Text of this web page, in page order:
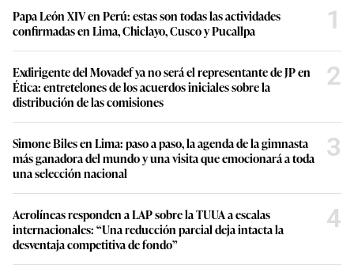
Papa León XIV en Perú: estas son todas las actividades
confirmadas en Lima, Chiclayo, Cusco y Pucallpa
1
Exdirigente del Movadef ya no será el representante de JP en
Ética: entretelones de los acuerdos iniciales sobre la
distribución de las comisiones
2
Simone Biles en Lima: paso a paso, la agenda de la gimnasta
más ganadora del mundo y una visita que emocionará a toda
una selección nacional
3
Aerolíneas responden a LAP sobre la TUUA a escalas
internacionales: “Una reducción parcial deja intacta la
desventaja competitiva de fondo”
4